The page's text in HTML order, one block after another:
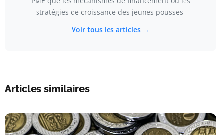
stratégies de croissance des jeunes pousses.
Voir tous les articles →
Articles similaires